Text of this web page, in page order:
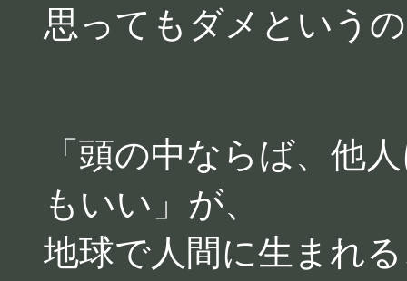
思ってもダメという
「頭の中ならば、他
もいい」が、
地球で人間に生まれ